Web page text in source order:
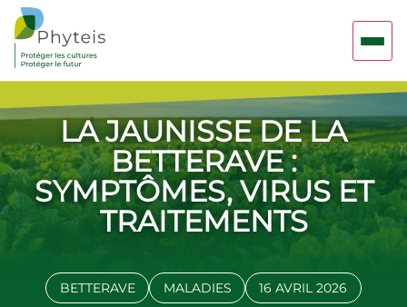
LA JAUNISSE DE LA
BETTERAVE :
SYMPTÔMES, VIRUS ET
TRAITEMENTS
BETTERAVE MALADIES 16 AVRIL 2026